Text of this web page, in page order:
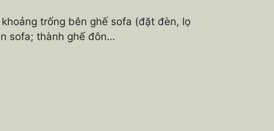
trống bên ghế sofa (đặt đèn, lọ
sofa; thành ghế đôn…